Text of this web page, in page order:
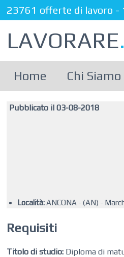
23761 offerte di lavoro -
LAVORARE.
Home Chi Siamo
Pubblicato il 03-08-2018
Località:ANCONA - (AN) -
Requisiti
Titolo di studio: Diploma di